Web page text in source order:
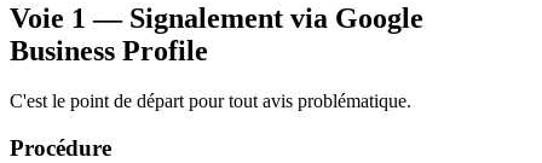
Voie 1 — Signalement via Google
Business Profile
C'est le point de départ pour tout avis problématique.
Procédure